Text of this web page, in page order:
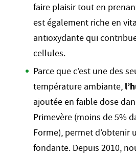
faire plaisir tout en
est également riche en
antioxydante qui
cellules.
Parce que c’est une des
température ambiante,
ajoutée en faible dose
Primevère (moins de 5%
Forme), permet d’obtenir
fondante. Depuis 2010,